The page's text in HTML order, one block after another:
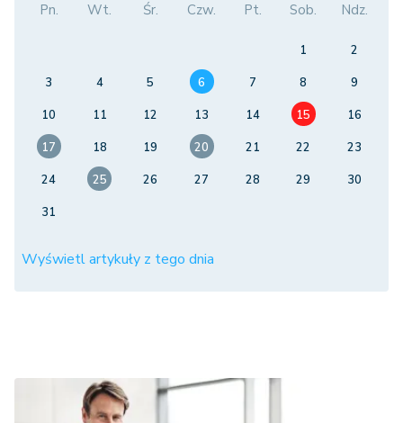
Pn. Wt. Śr. Czw. Pt. Sob. Ndz.
1
2
3
4 5 6 7 8
9
10
11 12 13 14 15
16
17
18 19 20 21 22
23
24
25 26 27 28 29
30
31
Wyświetl artykuły z tego dnia